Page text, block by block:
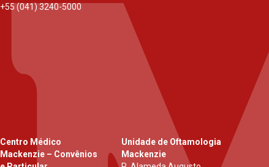
+55 (041) 3240-5000
Centro Médico
Mackenzie – Convênios
Unidade de Oftamologia
Mackenzie